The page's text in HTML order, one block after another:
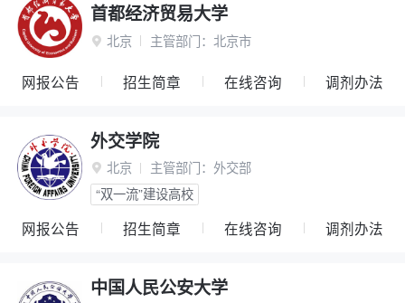
首都经济贸易大学
 北京 主管部门： 北京市
网报公告 招生简章 在线咨询 调剂办法
外交学院
 北京 主管部门： 外交部
“双一流”建设高校
网报公告 招生简章 在线咨询 调剂办法
中国人民公安大学